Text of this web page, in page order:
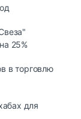
25%
в торговлю
для